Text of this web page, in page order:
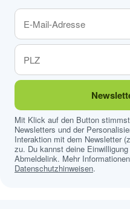
Mit Klick auf den Button
Newsletters und der
Interaktion mit dem Newsletter
zu. Du kannst deine
Abmeldelink. Mehr
Datenschutzhinweisen.